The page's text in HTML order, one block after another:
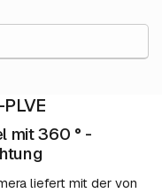
mit 360 ° -
liefert mit der von